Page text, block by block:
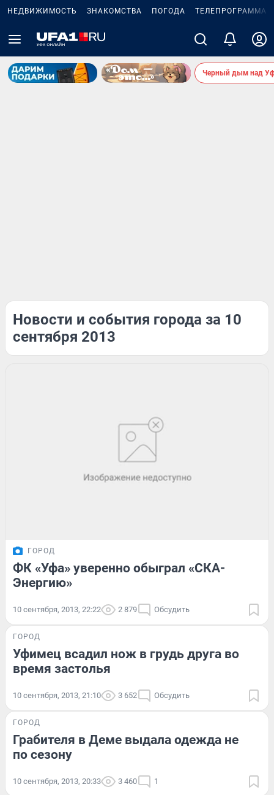
НЕДВИЖИМОСТЬ ЗНАКОМСТВА ПОГОДА ТЕЛЕПРОГРАММА
Черный дым над
Новости и события города за 10
сентября 2013
ГОРОД
ФК «Уфа» уверенно обыграл «СКА-
Энергию»
10 сентября, 2013, 22:22 2 879 Обсудить
ГОРОД
Уфимец всадил нож в грудь друга во
время застолья
10 сентября, 2013, 21:10 3 652 Обсудить
ГОРОД
Грабителя в Деме выдала одежда не
по сезону
10 сентября, 2013, 20:33 3 460 1